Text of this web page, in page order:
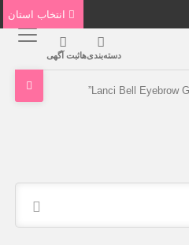
دسته‌بندی‌هاثبت آگهی